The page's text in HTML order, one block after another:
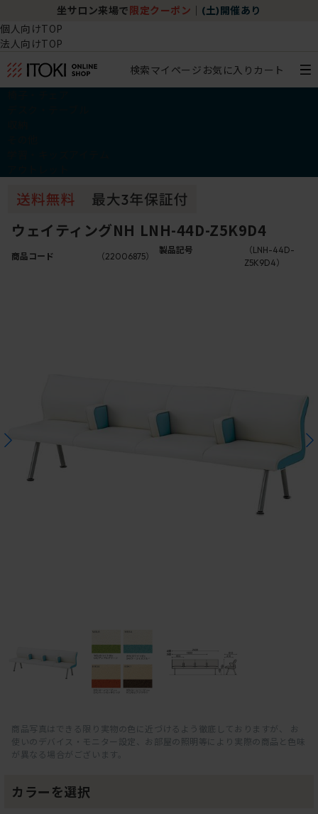
坐サロン来場で 限定クーポン (土)開催あり
個人向けTOP
法人向けTOP
検索マイページ お気に入り カート
ウェイティングNH LNH-44D-Z5K9D4
商品コード （22006875）
製品記号
（LNH-44D-
Z5K9D4）
商品写真はできる限り実物の色に近づけるよう徹底しておりますが、 お
使いのデバイス・モニター設定、お部屋の照明等により実際の商品と色味
が異なる場合がございます。
カラーを選択